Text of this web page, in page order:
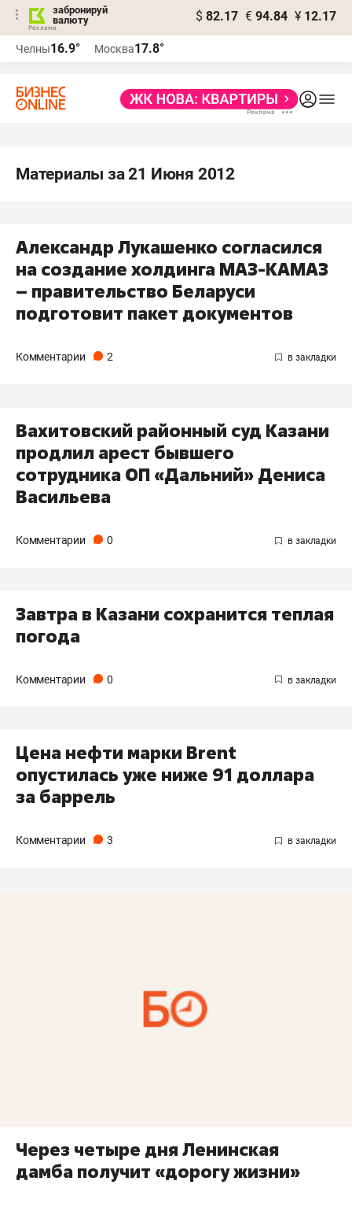
забронируй
валюту
$ 82.17 € 94.84 ¥ 12.17
Челны16.9° Москва17.8°
Материалы за 21 Июня 2012
Александр Лукашенко согласился
на создание холдинга МАЗ-КАМАЗ
– правительство Беларуси
подготовит пакет документов
Комментарии 2
Вахитовский районный суд Казани
продлил арест бывшего
сотрудника ОП «Дальний» Дениса
Васильева
Комментарии 0
Завтра в Казани сохранится теплая
погода
Комментарии 0
Цена нефти марки Brent
опустилась уже ниже 91 доллара
за баррель
Комментарии 3
Через четыре дня Ленинская
дамба получит «дорогу жизни»